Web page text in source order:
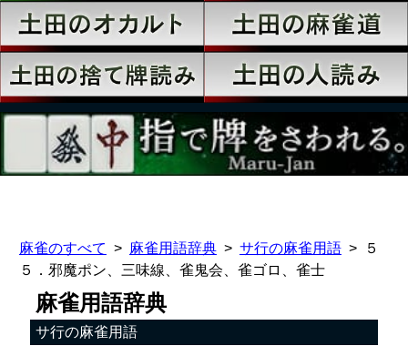
麻雀のすべて 麻雀用語辞典 サ行の麻雀用語
５
５．邪魔ポン、三味線、雀鬼会、雀ゴロ、雀士
麻雀用語辞典
サ行の麻雀用語